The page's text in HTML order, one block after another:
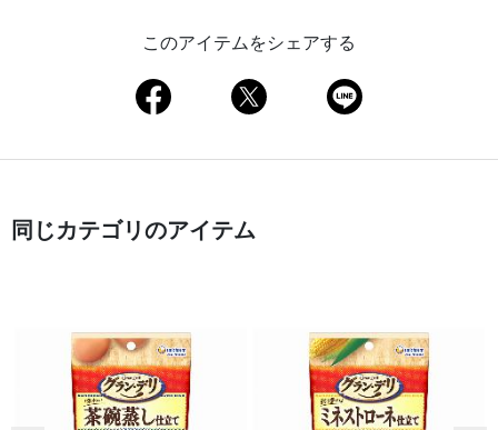
このアイテムをシェアする
同じカテゴリのアイテム